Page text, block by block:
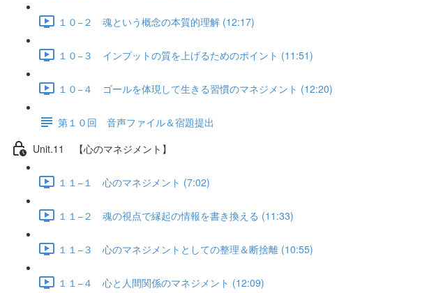
１０−２ 魂という概念の本質的理解 (12:17)
１０−３ インプットの質を上げるためのポイント (11:51)
１０−４ ゴールを体現して生きる習慣のマネジメント (12:20)
第１０回 音声ファイル＆宿題提出
Unit.11 【心のマネジメント】
１１−１ 心のマネジメント (7:02)
１１−２ 魂の視点で縁起の情報を書き換える (11:33)
１１−３ 心のマネジメントとしての整理＆断捨離 (10:55)
１１−４ 心と人間関係のマネジメント (12:09)